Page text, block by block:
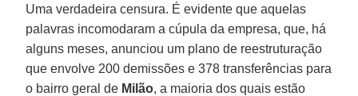
Uma verdadeira censura. É evidente que aquelas
palavras incomodaram a cúpula da empresa, que, há
alguns meses, anunciou um plano de reestruturação
que envolve 200 demissões e 378 transferências para
o bairro geral de Milão, a maioria dos quais estão